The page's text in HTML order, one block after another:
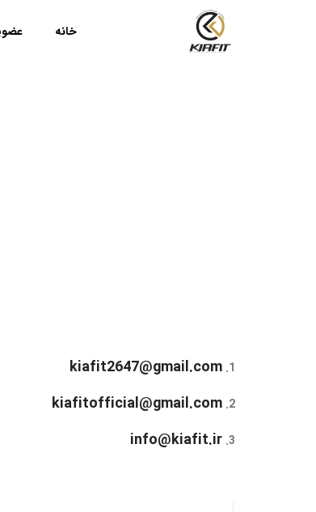
خانه
kiafit2647@gmail.com
kiafitofficial@gmail.com
info@kiafit.ir